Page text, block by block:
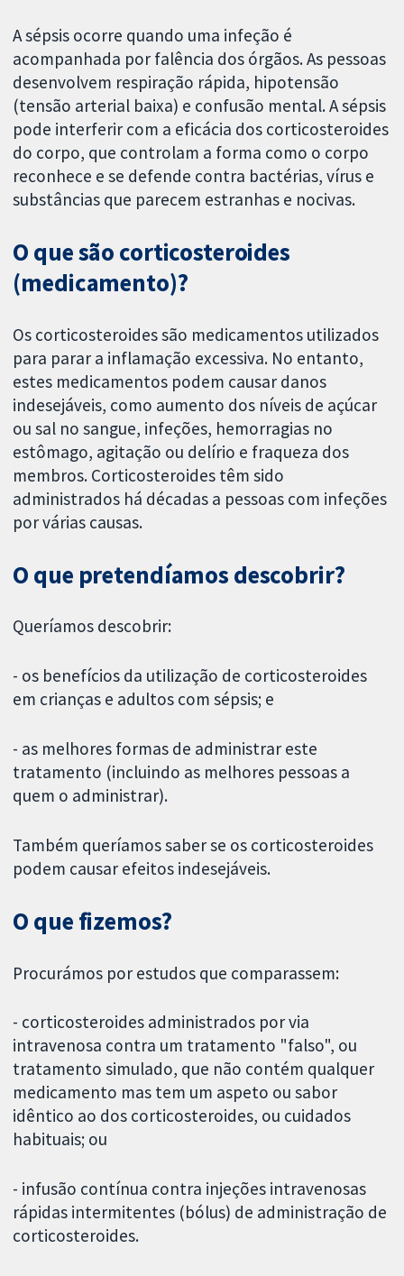
A sépsis ocorre quando uma infeção é
acompanhada por falência dos órgãos. As pessoas
desenvolvem respiração rápida, hipotensão
(tensão arterial baixa) e confusão mental. A sépsis
pode interferir com a eficácia dos corticosteroides
do corpo, que controlam a forma como o corpo
reconhece e se defende contra bactérias, vírus e
substâncias que parecem estranhas e nocivas.
O que são corticosteroides
(medicamento)?
Os corticosteroides são medicamentos utilizados
para parar a inflamação excessiva. No entanto,
estes medicamentos podem causar danos
indesejáveis, como aumento dos níveis de açúcar
ou sal no sangue, infeções, hemorragias no
estômago, agitação ou delírio e fraqueza dos
membros. Corticosteroides têm sido
administrados há décadas a pessoas com infeções
por várias causas.
O que pretendíamos descobrir?
Queríamos descobrir:
- os benefícios da utilização de corticosteroides
em crianças e adultos com sépsis; e
- as melhores formas de administrar este
tratamento (incluindo as melhores pessoas a
quem o administrar).
Também queríamos saber se os corticosteroides
podem causar efeitos indesejáveis.
O que fizemos?
Procurámos por estudos que comparassem:
- corticosteroides administrados por via
intravenosa contra um tratamento "falso", ou
tratamento simulado, que não contém qualquer
medicamento mas tem um aspeto ou sabor
idêntico ao dos corticosteroides, ou cuidados
habituais; ou
- infusão contínua contra injeções intravenosas
rápidas intermitentes (bólus) de administração de
corticosteroides.